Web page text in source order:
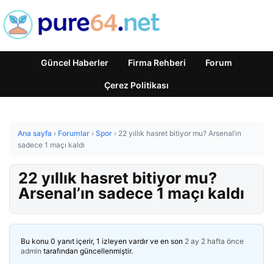
Güncel Haberler Firma Rehberi Forum
Çerez Politikası
Ana sayfa › Forumlar › Spor › 22 yıllık hasret bitiyor mu? Arsenal’ın
sadece 1 maçı kaldı
22 yıllık hasret bitiyor mu?
Arsenal’ın sadece 1 maçı kaldı
Bu konu 0 yanıt içerir, 1 izleyen vardır ve en son 2 ay 2 hafta önce
admin tarafından güncellenmiştir.